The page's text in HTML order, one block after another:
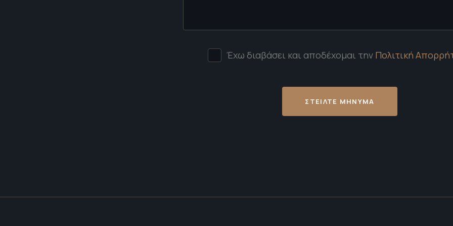
Έχω διαβάσει και αποδέχομαι την Πολιτική
ΣΤΕΙΛΤΕ ΜΗΝΥΜΑ